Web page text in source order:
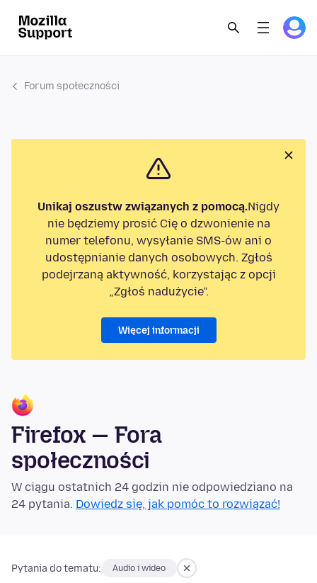
Forum społeczności
Unikaj oszustw związanych z pomocą.Nigdy
nie będziemy prosić Cię o dzwonienie na
numer telefonu, wysyłanie SMS-ów ani o
udostępnianie danych osobowych. Zgłoś
podejrzaną aktywność, korzystając z opcji
„Zgłoś nadużycie”.
Więcej informacji
Firefox — Fora
społeczności
W ciągu ostatnich 24 godzin nie odpowiedziano na
24 pytania. Dowiedz się, jak pomóc to rozwiązać!
Pytania do tematu: Audio i wideo